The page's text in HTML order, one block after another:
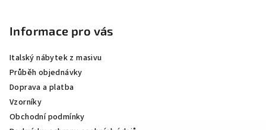
Informace pro vás
Italský nábytek z masivu
Průběh objednávky
Doprava a platba
Vzorníky
Obchodní podmínky